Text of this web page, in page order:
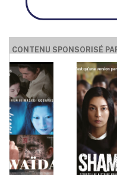
CONTENU SPONSORISÉ